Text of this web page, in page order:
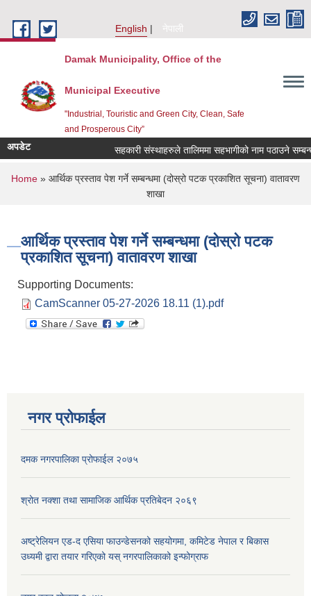
English
नेपाली
Damak Municipality, Office of the
Municipal Executive
"Industrial, Touristic and Green City, Clean, Safe
and Prosperous City”
अपडेट सहकारी संस्थाहरुले तालिममा सहभागीको नाम पठाउने
You are here
Home » आर्थिक प्रस्ताव पेश गर्ने सम्बन्धमा (दोस्रो पटक प्रकाशित सूचना) वातावरण
शाखा
आर्थिक प्रस्ताव पेश गर्ने सम्बन्धमा (दोस्रो पटक
प्रकाशित सूचना) वातावरण शाखा
Supporting Documents:
CamScanner 05-27-2026 18.11 (1).pdf
नगर प्रोफाईल
दमक नगरपालिका प्रोफाईल २०७५
श्रोत नक्शा तथा सामाजिक आर्थिक प्रतिबेदन २०६९
अष्ट्रेलियन एड-द एसिया फाउन्डेसनको सहयोगमा, कमिटेड नेपाल र बिकास
उध्यमी द्वारा तयार गरिएको यस् नगरपालिकाको इन्फोग्राफ